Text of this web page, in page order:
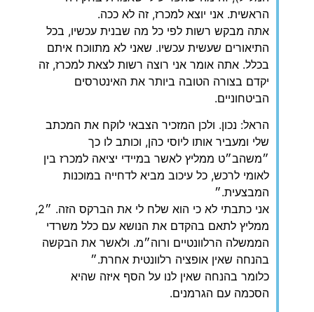
הראשית. אני יוצא למכרז, זה לא ככה.
אתה מבקש רשות לפי כל מה שבנית עכשיו, בכל
התיאורים שעשית עכשיו. שאני לא מתווכח איתם
בכלל. אתה אומר אני רוצה רשות לצאת למכרז, זה
יקדם בצורה הטובה ביותר את האינטרסים
הביטחוניים.
הראל: נכון. ולכן המזכיר הצבאי לוקח את המכתב
שלי ומעביר אותו ליוסי כהן, וכותב לו כך
״משהב״ט ממליץ לאשר במיידי יציאה למכרז בין
לאומי לרכש, כל עיכוב מביא לדחייה במוכנות
המבצעית.״
אני כתבתי לא כי הוא שלח לי את הברקס הזה. ״2,
ממליץ לתאם בהקדם את הנושא עם כלל משרדי
הממשלה הרלוונטיים ורוה״מ. ולאשר את הבקשה
בהנחה שאין אופציה רלוונטית אחרת.״
כלומר בהנחה שאין לנו על הסף איזה שהיא
הסכמה עם הגרמנים.